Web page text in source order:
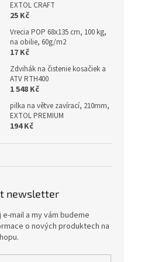
EXTOL CRAFT
25 Kč
Vrecia POP 68x135 cm, 100 kg,
na obilie, 60g/m2
17 Kč
Zdvihák na čistenie kosačiek a
ATV RTH400
1 548 Kč
pilka na větve zavírací, 210mm,
EXTOL PREMIUM
194 Kč
newsletter
mail a my vám budeme
o nových produktech na